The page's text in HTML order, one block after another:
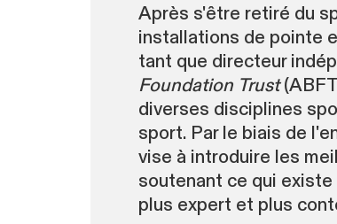
Après s'être retiré du
installations de pointe
tant que directeur
Foundation Trust
diverses disciplines
sport. Par le biais de
vise à introduire les
soutenant ce qui
plus expert et plus